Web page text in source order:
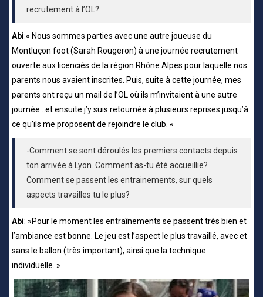
recrutement à l’OL?
Abi:« Nous sommes parties avec une autre joueuse du
Montluçon foot (Sarah Rougeron) à une journée recrutement
ouverte aux licenciés de la région Rhône Alpes pour laquelle nos
parents nous avaient inscrites. Puis, suite à cette journée, mes
parents ont reçu un mail de l’OL où ils m’invitaient à une autre
journée…et ensuite j’y suis retournée à plusieurs reprises jusqu’à
ce qu’ils me proposent de rejoindre le club. «
-Comment se sont déroulés les premiers contacts depuis
ton arrivée à Lyon. Comment as-tu été accueillie?
Comment se passent les entrainements, sur quels
aspects travailles tu le plus?
Abi: »Pour le moment les entraînements se passent très bien et
l’ambiance est bonne. Le jeu est l’aspect le plus travaillé, avec et
sans le ballon (très important), ainsi que la technique
individuelle. »